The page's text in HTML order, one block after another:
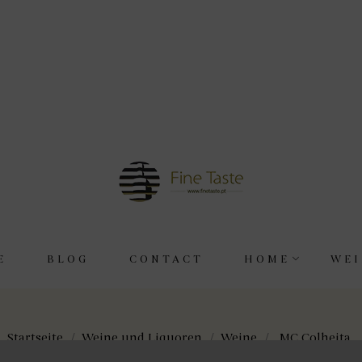
BLOG CONTACT HOME
Startseite Weine und Liquoren Weine MC Colheita